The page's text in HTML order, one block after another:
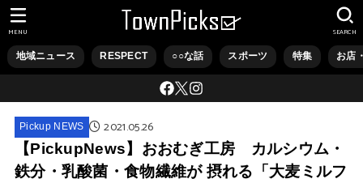
地域ニュース RESPECT ○○な話 スポーツ 特集 お店
SEARCH
MENU
Pickup NEWS 2021.05.26
【PickupNews】おおむぎ工房 カルシウム・
鉄分・乳酸菌・食物繊維が 摂れる「大麦ミルフ